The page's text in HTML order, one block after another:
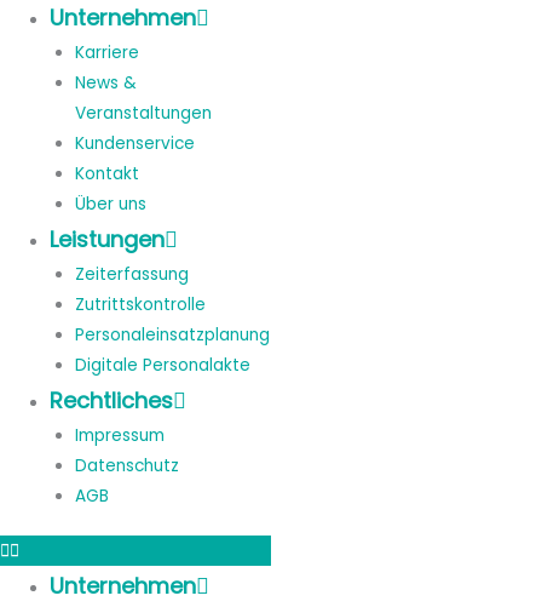
Unternehmen
Karriere
News &
Veranstaltungen
Kundenservice
Kontakt
Über uns
Leistungen
Zeiterfassung
Zutrittskontrolle
Personaleinsatzplanung
Digitale Personalakte
Rechtliches
Impressum
Datenschutz
AGB
Unternehmen